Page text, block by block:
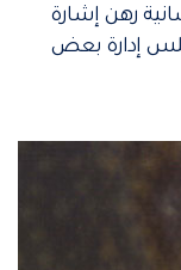
رهن إشارة
إدارة بعض